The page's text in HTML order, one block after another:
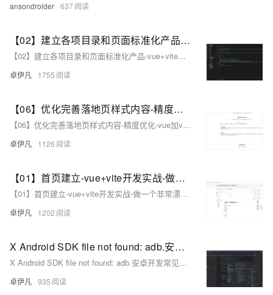
ansondroider 637
【02】建立各项目录和页面标准化产品-vue+vite开发实战-做一个非常漂亮的APP下载落地页-支持PC和H5自适应提供安卓苹果鸿蒙下载和网页端访问-优雅草卓伊凡
【02】建立各项目录和页面标准化产品-vue+vite开发实战-做一个非常漂亮的APP下载落地页-支持PC和H5自适应提供安卓苹果鸿蒙下载和网页端访问-优雅草卓伊凡
卓伊凡 1755
【06】优化完善落地页样式内容-精度优化-vue加vite开发实战-做一个非常漂亮的APP下载落地页-支持PC和H5自适应提供安卓苹果鸿蒙下载和网页端访问-优雅草卓伊凡
【06】优化完善落地页样式内容-精度优化-vue加vite开发实战-做一个非常漂亮的APP下载落地页-支持PC和H5自适应提供安卓苹果鸿蒙下载和网页端访问-优雅草卓伊凡
卓伊凡 1126
【01】首页建立-vue+vite开发实战-做一个非常漂亮的APP下载落地页-支持PC和H5自适应提供安卓苹果鸿蒙下载和网页端访问-优雅草卓伊凡
【01】首页建立-vue+vite开发实战-做一个非常漂亮的APP下载落地页-支持PC和H5自适应提供安卓苹果鸿蒙下载和网页端访问-优雅草卓伊凡
卓伊凡 1202
X Android SDK file not found: adb.安卓开发常见问题-Android SDK 缺少 `adb`（Android Debug Bridge）-优雅草卓伊凡
X Android SDK file not found: adb.安卓开发常见问题-Android SDK 缺少 `adb`（Android Debug Bridge）-优雅草卓伊凡
卓伊凡 935